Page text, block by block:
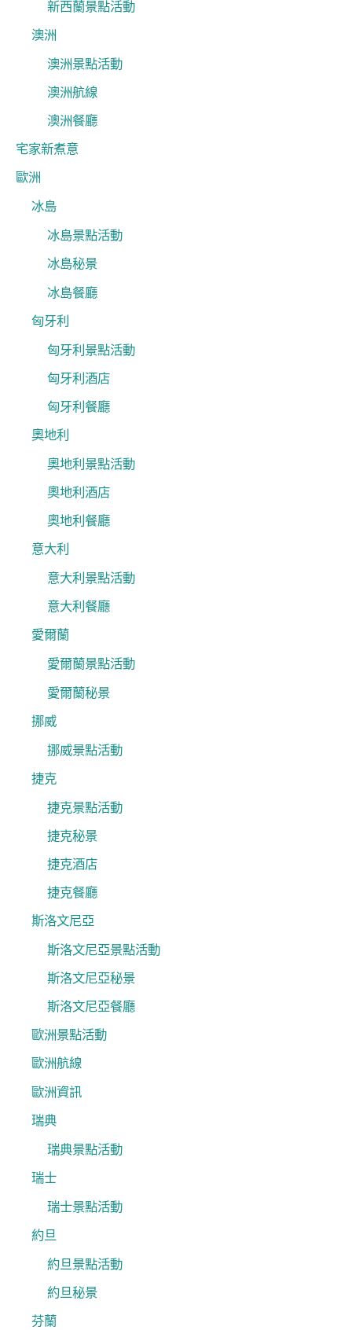
新西蘭景點活動
澳洲
澳洲景點活動
澳洲航線
澳洲餐廳
宅家新煮意
歐洲
冰島
冰島景點活動
冰島秘景
冰島餐廳
匈牙利
匈牙利景點活動
匈牙利酒店
匈牙利餐廳
奧地利
奧地利景點活動
奧地利酒店
奧地利餐廳
意大利
意大利景點活動
意大利餐廳
愛爾蘭
愛爾蘭景點活動
愛爾蘭秘景
挪威
挪威景點活動
捷克
捷克景點活動
捷克秘景
捷克酒店
捷克餐廳
斯洛文尼亞
斯洛文尼亞景點活動
斯洛文尼亞秘景
斯洛文尼亞餐廳
歐洲景點活動
歐洲航線
歐洲資訊
瑞典
瑞典景點活動
瑞士
瑞士景點活動
約旦
約旦景點活動
約旦秘景
芬蘭